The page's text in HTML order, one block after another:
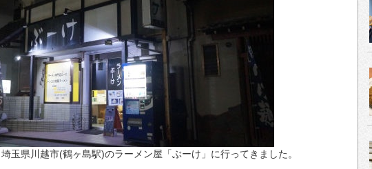
玉県川越市(鶴ヶ島駅)のラーメン屋「ぶーけ」に行ってきました。